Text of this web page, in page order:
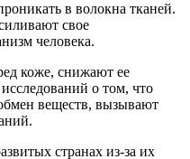
в волокна тканей.
свое
человека.
коже, снижают ее
о том, что
веществ, вызывают
странах из-за их